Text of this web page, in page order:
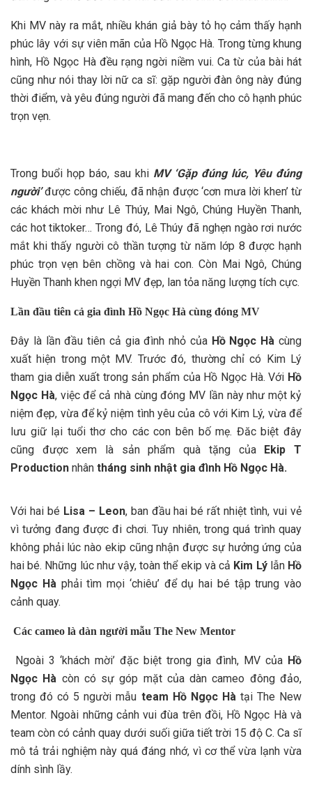
Khi MV này ra mắt, nhiều khán giả bày tỏ họ cảm thấy hạnh
phúc lây với sự viên mãn của Hồ Ngọc Hà. Trong từng khung
hình, Hồ Ngọc Hà đều rạng ngời niềm vui. Ca từ của bài hát
cũng như nói thay lời nữ ca sĩ: gặp người đàn ông này đúng
thời điểm, và yêu đúng người đã mang đến cho cô hạnh phúc
trọn vẹn.
Trong buổi họp báo, sau khi MV ‘Gặp đúng lúc, Yêu đúng
người’được công chiếu, đã nhận được ‘cơn mưa lời khen’ từ
các khách mời như Lê Thúy, Mai Ngô, Chúng Huyền Thanh,
các hot tiktoker… Trong đó, Lê Thúy đã nghẹn ngào rơi nước
mắt khi thấy người cô thần tượng từ năm lớp 8 được hạnh
phúc trọn vẹn bên chồng và hai con. Còn Mai Ngô, Chúng
Huyền Thanh khen ngợi MV đẹp, lan tỏa năng lượng tích cực.
Lần đầu tiên cả gia đình Hồ Ngọc Hà cùng đóng MV
Đây là lần đầu tiên cả gia đình nhỏ của Hồ Ngọc Hà cùng
xuất hiện trong một MV. Trước đó, thường chỉ có Kim Lý
tham gia diễn xuất trong sản phẩm của Hồ Ngọc Hà. Với Hồ
Ngọc Hà, việc để cả nhà cùng đóng MV lần này như một kỷ
niệm đẹp, vừa để kỷ niệm tình yêu của cô với Kim Lý, vừa để
lưu giữ lại tuổi thơ cho các con bên bố mẹ. Đăc biệt đây
cũng được xem là sản phẩm quà tặng của Ekip T
Production nhân tháng sinh nhật gia đình Hồ Ngọc Hà.
Với hai bé Lisa – Leon, ban đầu hai bé rất nhiệt tình, vui vẻ
vì tưởng đang được đi chơi. Tuy nhiên, trong quá trình quay
không phải lúc nào ekip cũng nhận được sự hưởng ứng của
hai bé. Những lúc như vậy, toàn thể ekip và cả Kim Lý lẫn Hồ
Ngọc Hà phải tìm mọi ‘chiêu’ để dụ hai bé tập trung vào
cảnh quay.
Các cameo là dàn người mẫu The New Mentor
Ngoài 3 ‘khách mời’ đặc biệt trong gia đình, MV của Hồ
Ngọc Hà còn có sự góp mặt của dàn cameo đông đảo,
trong đó có 5 người mẫu team Hồ Ngọc Hà tại The New
Mentor. Ngoài những cảnh vui đùa trên đồi, Hồ Ngọc Hà và
team còn có cảnh quay dưới suối giữa tiết trời 15 độ C. Ca sĩ
mô tả trải nghiệm này quá đáng nhớ, vì cơ thể vừa lạnh vừa
dính sình lầy.